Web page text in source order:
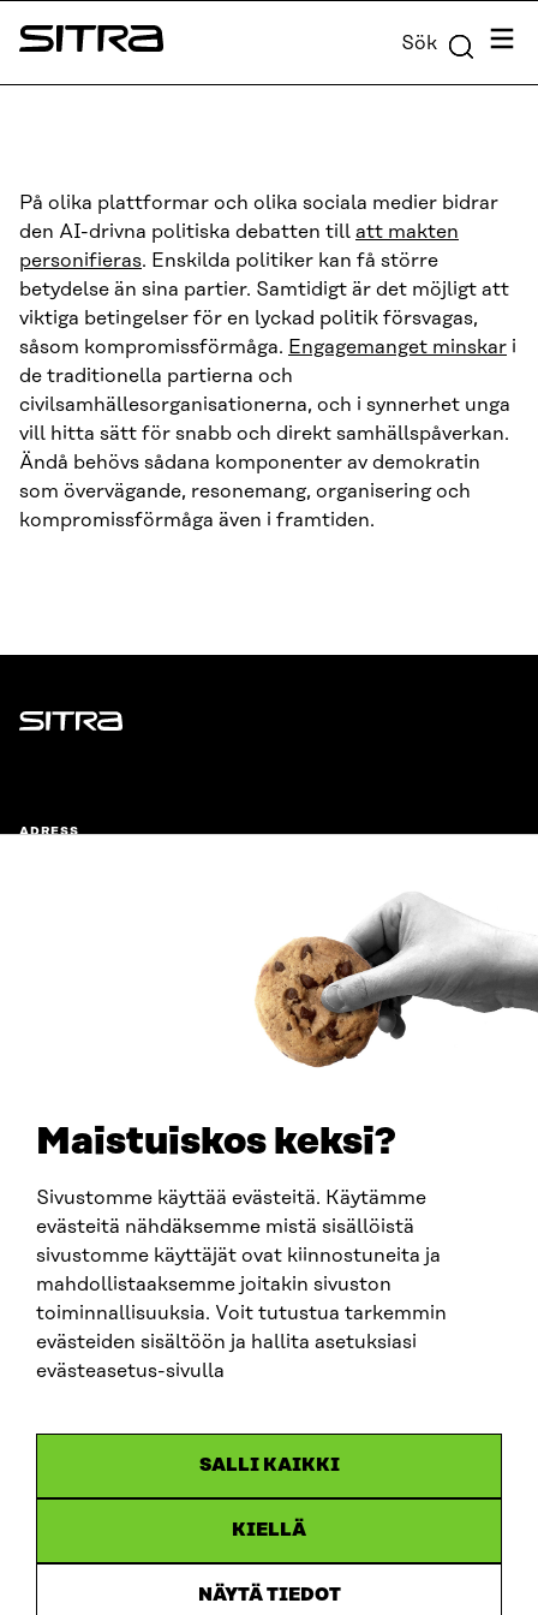
Maistuiskos keksi?
Sivustomme käyttää evästeitä. Käytämme
evästeitä nähdäksemme mistä sisällöistä
sivustomme käyttäjät ovat kiinnostuneita ja
mahdollistaaksemme joitakin sivuston
toiminnallisuuksia. Voit tutustua tarkemmin
evästeiden sisältöön ja hallita asetuksiasi
evästeasetus-sivulla
SALLI KAIKKI
KIELLÄ
NÄYTÄ TIEDOT
Skip to
content
Sitra Sök Meny
På olika plattformar och olika sociala medier bidrar
den AI-drivna politiska debatten till att makten
personifieras. Enskilda politiker kan få större
betydelse än sina partier. Samtidigt är det möjligt att
viktiga betingelser för en lyckad politik försvagas,
såsom kompromissförmåga. Engagemanget minskar i
de traditionella partierna och
civilsamhällesorganisationerna, och i synnerhet unga
vill hitta sätt för snabb och direkt samhällspåverkan.
Ändå behövs sådana komponenter av demokratin
som övervägande, resonemang, organisering och
kompromissförmåga även i framtiden.
Sitra
ADRESS
fornamn.efternamn@sitra.fi
SITRA PÅ SOCIALA MEDIER
LinkedIn
Instagram
YouTube
Tillgänglighetsutredning